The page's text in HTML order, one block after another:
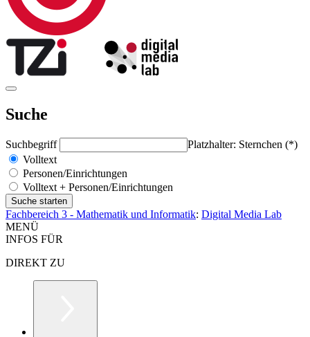
Suche
Suchbegriff
Platzhalter: Sternchen (*)
Volltext
Personen/Einrichtungen
Volltext + Personen/Einrichtungen
Fachbereich 3 - Mathematik und Informatik: Digital Media Lab
MENÜ
INFOS FÜR
DIREKT ZU